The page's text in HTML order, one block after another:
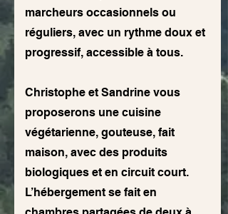
marcheurs occasionnels ou
réguliers, avec un rythme doux et
progressif, accessible à tous.
Christophe et Sandrine vous
proposerons une cuisine
végétarienne, gouteuse, fait
maison, avec des produits
biologiques et en circuit court.
L’hébergement se fait en